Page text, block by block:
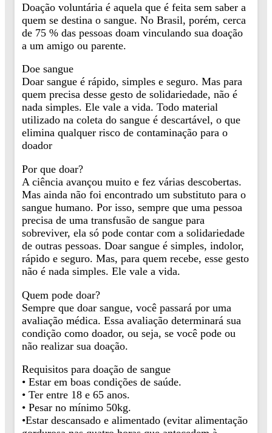
Doação voluntária é aquela que é feita sem saber a
quem se destina o sangue. No Brasil, porém, cerca
de 75 % das pessoas doam vinculando sua doação
a um amigo ou parente.
Doe sangue
Doar sangue é rápido, simples e seguro. Mas para
quem precisa desse gesto de solidariedade, não é
nada simples. Ele vale a vida. Todo material
utilizado na coleta do sangue é descartável, o que
elimina qualquer risco de contaminação para o
doador
Por que doar?
A ciência avançou muito e fez várias descobertas.
Mas ainda não foi encontrado um substituto para o
sangue humano. Por isso, sempre que uma pessoa
precisa de uma transfusão de sangue para
sobreviver, ela só pode contar com a solidariedade
de outras pessoas. Doar sangue é simples, indolor,
rápido e seguro. Mas, para quem recebe, esse gesto
não é nada simples. Ele vale a vida.
Quem pode doar?
Sempre que doar sangue, você passará por uma
avaliação médica. Essa avaliação determinará sua
condição como doador, ou seja, se você pode ou
não realizar sua doação.
Requisitos para doação de sangue
• Estar em boas condições de saúde.
• Ter entre 18 e 65 anos.
• Pesar no mínimo 50kg.
•Estar descansado e alimentado (evitar alimentação